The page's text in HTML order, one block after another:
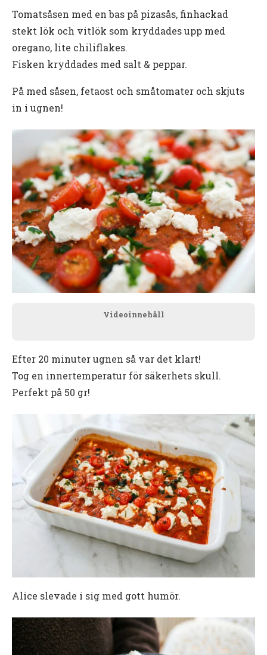
Tomatsåsen med en bas på pizasås, finhackad
stekt lök och vitlök som kryddades upp med
oregano, lite chiliflakes.
Fisken kryddades med salt & peppar.
På med såsen, fetaost och småtomater och skjuts
in i ugnen!
Videoinnehåll
Efter 20 minuter ugnen så var det klart!
Tog en innertemperatur för säkerhets skull.
Perfekt på 50 gr!
Alice slevade i sig med gott humör.